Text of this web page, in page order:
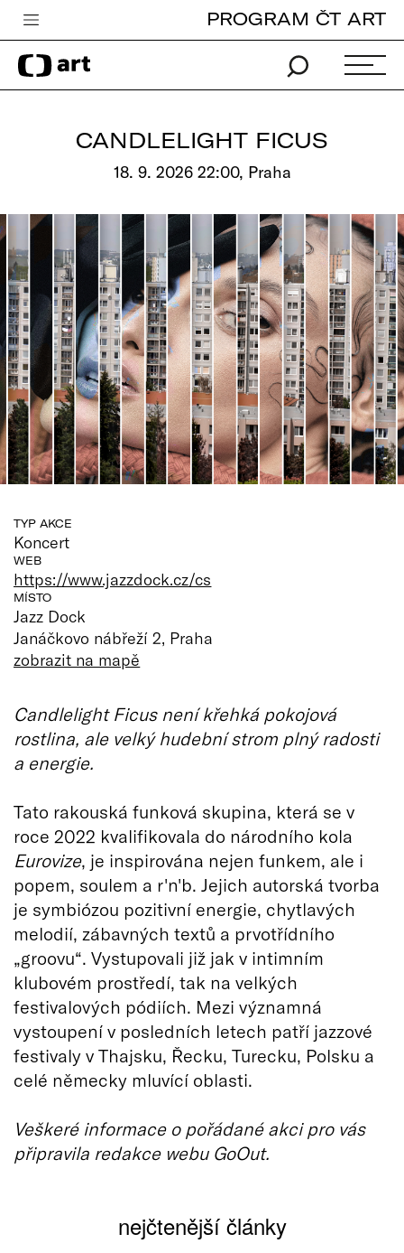
Česká televize
Zpravodajství
Pro děti
edu
Vše o ČT
PROGRAM ČT ART
CANDLELIGHT FICUS
18. 9. 2026 22:00, Praha
TYP AKCE
Koncert
WEB
https://www.jazzdock.cz/cs
MÍSTO
Jazz Dock
Janáčkovo nábřeží 2, Praha
zobrazit na mapě
Candlelight Ficus není křehká pokojová
rostlina, ale velký hudební strom plný radosti
a energie.
Tato rakouská funková skupina, která se v
roce 2022 kvalifikovala do národního kola
Eurovize, je inspirována nejen funkem, ale i
popem, soulem a r'n'b. Jejich autorská tvorba
je symbiózou pozitivní energie, chytlavých
melodií, zábavných textů a prvotřídního
„groovu“. Vystupovali již jak v intimním
klubovém prostředí, tak na velkých
festivalových pódiích. Mezi významná
vystoupení v posledních letech patří jazzové
festivaly v Thajsku, Řecku, Turecku, Polsku a
celé německy mluvící oblasti.
Veškeré informace o pořádané akci pro vás
připravila redakce webu GoOut.
nejčtenější články